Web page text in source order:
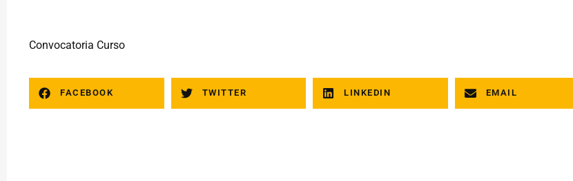
Convocatoria Curso
FACEBOOK TWITTER LINKEDIN EMAIL